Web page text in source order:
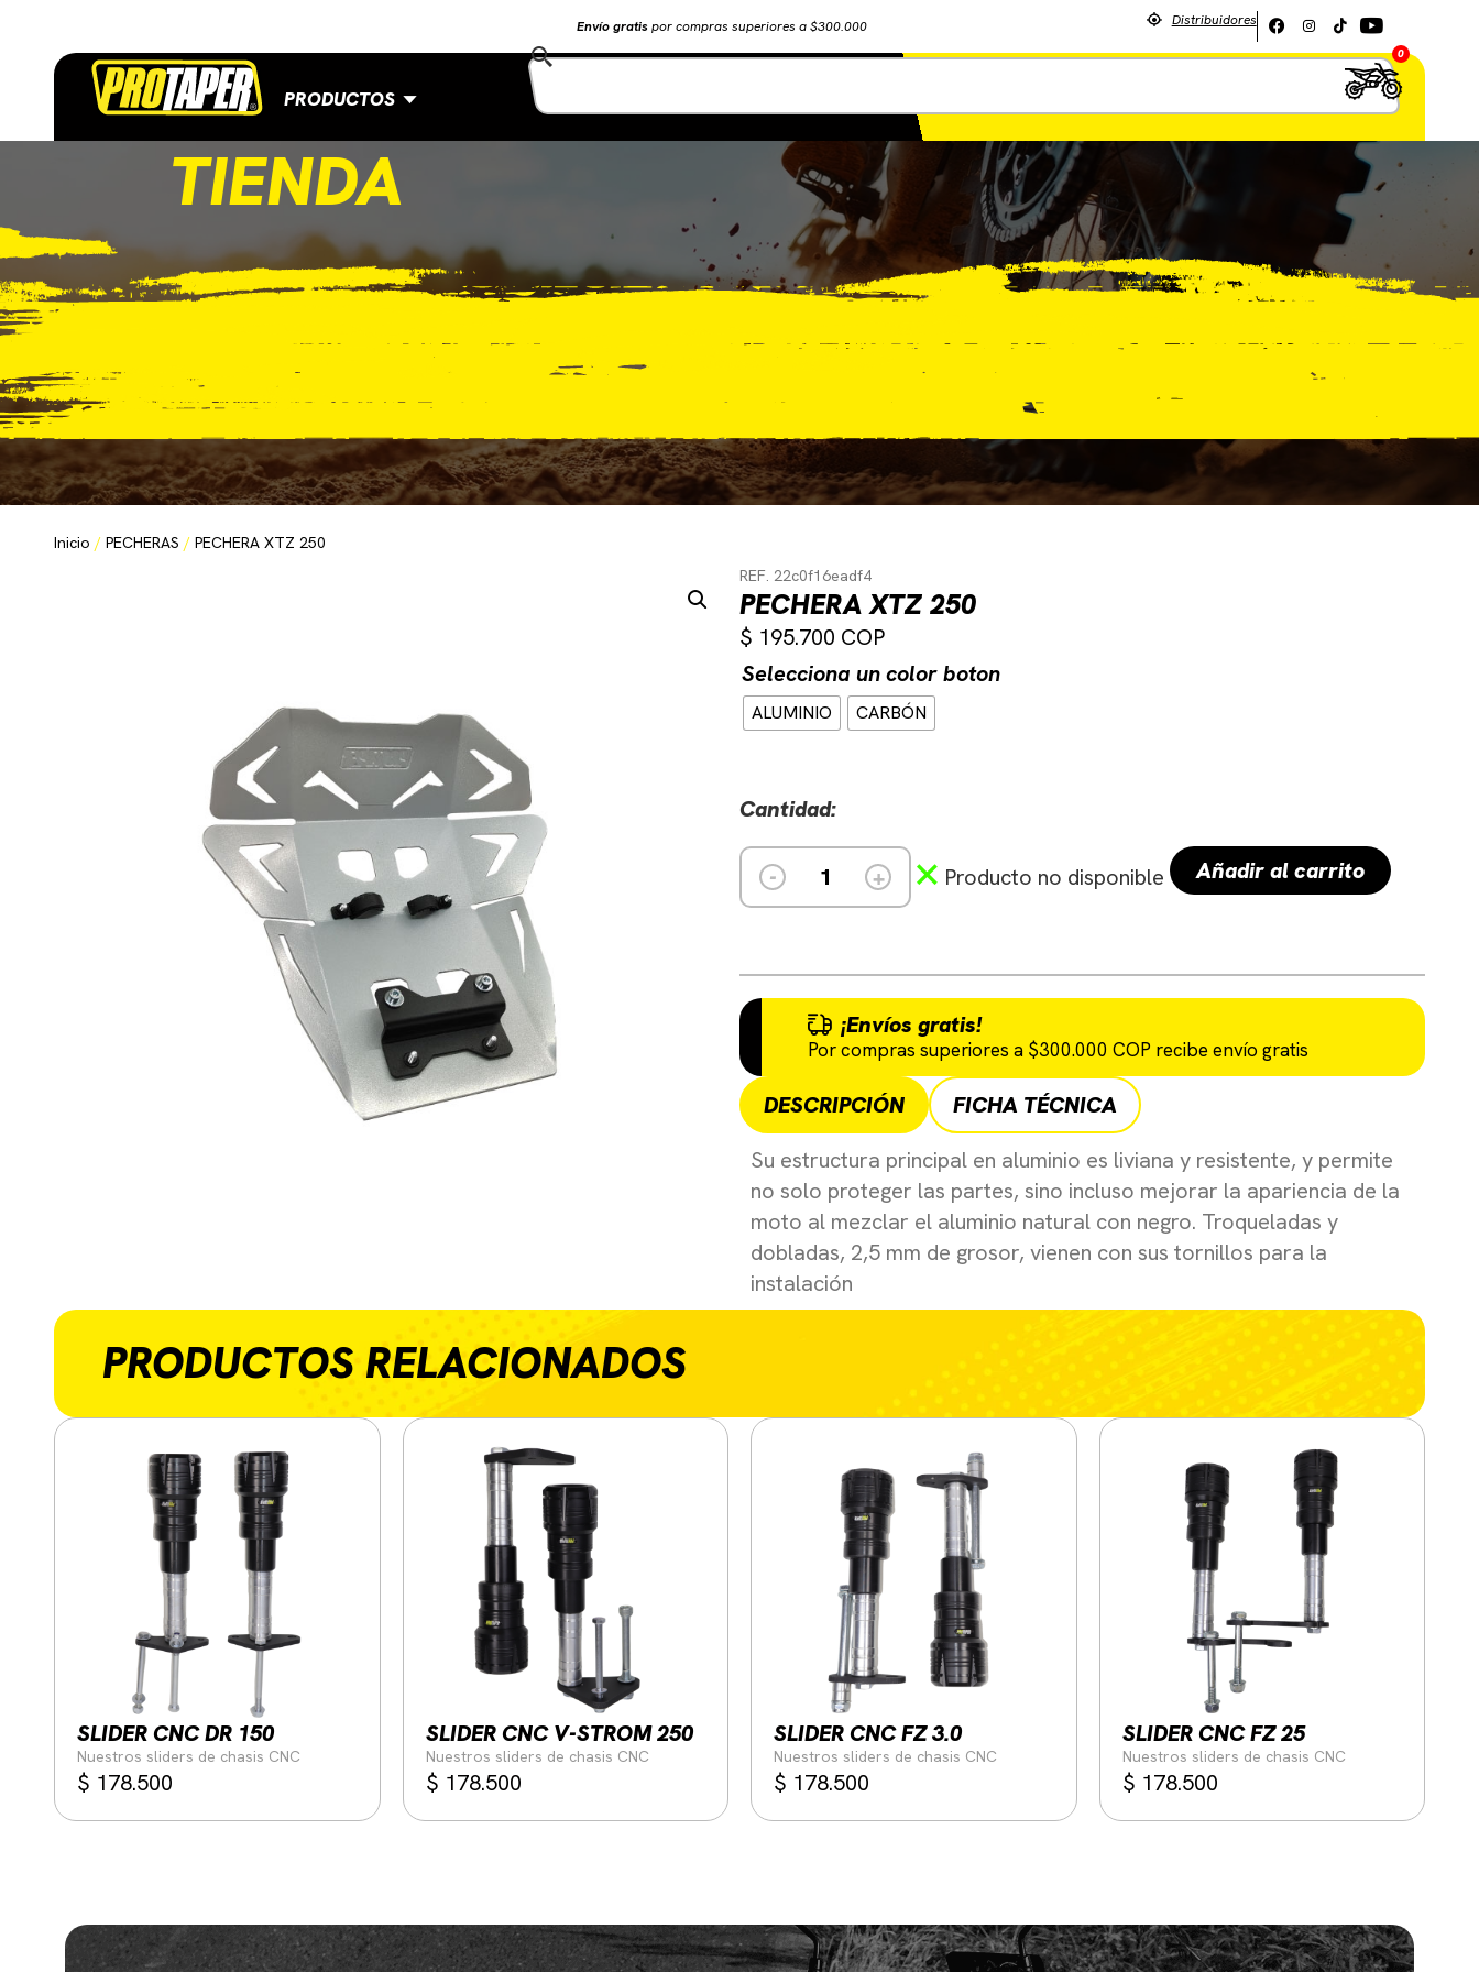
Envío gratis por compras superiores a $300.000 Distribuidores
PRODUCTOS
CONTACTO
0
TIENDA
Inicio / PECHERAS / PECHERA XTZ 250
REF. 22c0f16eadf4
PECHERA XTZ 250
$ 195.700
Selecciona un color boton
ALUMINIO CARBÓN
Cantidad:
- + Producto no disponible Añadir al carrito
¡Envíos gratis!
Por compras superiores a $300.000 COP recibe envío gratis
DESCRIPCIÓN
FICHA TÉCNICA
Su estructura principal en aluminio es liviana y resistente, y permite
no solo proteger las partes, sino incluso mejorar la apariencia de la
moto al mezclar el aluminio natural con negro. Troqueladas y
dobladas, 2,5 mm de grosor, vienen con sus tornillos para la
instalación
PRODUCTOS RELACIONADOS
SLIDER CNC DR 150
Nuestros sliders de chasis CNC
$ 178.500
SLIDER CNC V-STROM 250
Nuestros sliders de chasis CNC
$ 178.500
SLIDER CNC FZ 3.0
Nuestros sliders de chasis CNC
$ 178.500
SLIDER CNC FZ 25
Nuestros sliders de chasis CNC
$ 178.500